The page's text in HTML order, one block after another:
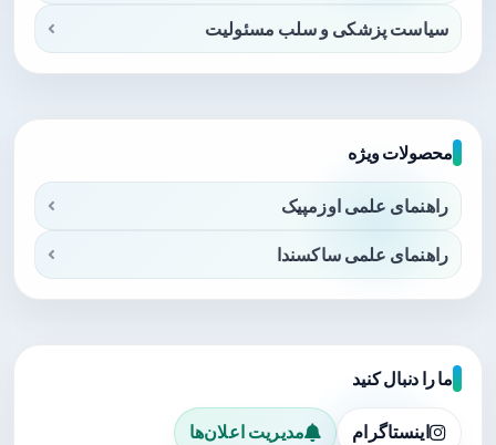
سیاست پزشکی و سلب مسئولیت
محصولات ویژه
راهنمای علمی اوزمپیک
راهنمای علمی ساکسندا
ما را دنبال کنید
اینستاگرام مدیریت اعلان‌ها